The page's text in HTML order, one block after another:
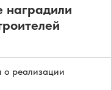
наградили
о реализации